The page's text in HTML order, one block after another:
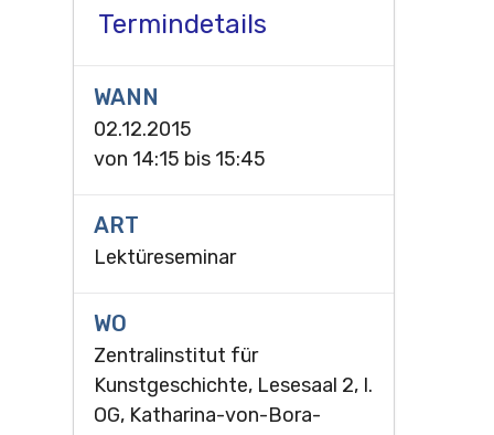
Termindetails
WANN
02.12.2015
von 14:15 bis 15:45
ART
Lektüreseminar
WO
Zentralinstitut für
Kunstgeschichte, Lesesaal 2, I.
OG, Katharina-von-Bora-